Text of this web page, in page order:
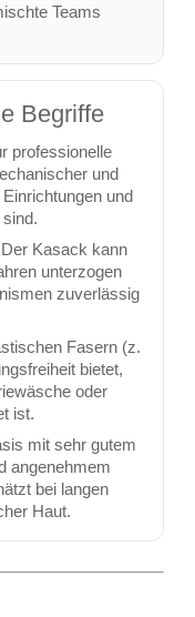
Teams
Begriffe
professionelle
und
und
Der Kasack kann
unterzogen
zuverlässig
Fasern (z.
bietet,
oder
ist.
mit sehr gutem
angenehmem
bei langen
Haut.